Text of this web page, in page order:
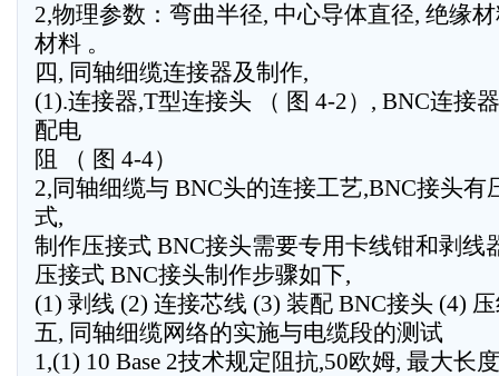
2,物理参数：弯曲半径, 中心导体直径, 绝缘
材料 。
四, 同轴细缆连接器及制作,
(1).连接器,T型连接头 （ 图 4-2）, BNC连接
配电
阻 （ 图 4-4）
2,同轴细缆与 BNC头的连接工艺,BNC接头有
式,
制作压接式 BNC接头需要专用卡线钳和剥线
压接式 BNC接头制作步骤如下,
(1) 剥线 (2) 连接芯线 (3) 装配 BNC接头 (4)
五, 同轴细缆网络的实施与电缆段的测试
1,(1) 10 Base 2技术规定阻抗,50欧姆, 最大长